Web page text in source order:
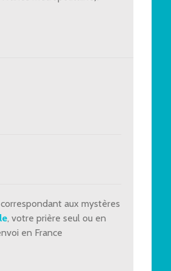
aux mystères
, votre prière seul ou en
en France